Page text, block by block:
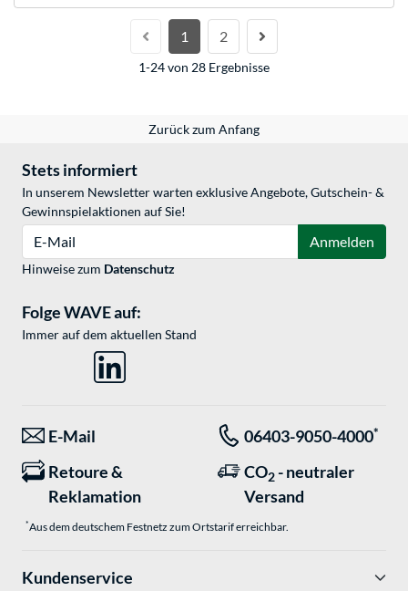
1 2
1-24 von 28 Ergebnisse
Zurück zum Anfang
Stets informiert
In unserem Newsletter warten exklusive Angebote, Gutschein- &
Gewinnspielaktionen auf Sie!
Anmelden
Hinweise zum Datenschutz
Folge WAVE auf:
Immer auf dem aktuellen Stand
E-Mail 06403-9050-4000*
Retoure &
Reklamation
CO2 - neutraler
Versand
*Aus dem deutschem Festnetz zum Ortstarif erreichbar.
Kundenservice